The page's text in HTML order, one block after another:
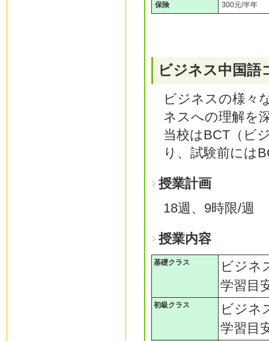
保険 300元/半年
ビジネス中国語
ビジネスの様々
ネスへの理解を
当校はBCT（ビ
り、試験前には
授業計画
18週、9時限/週
授業内容
基礎クラス
ビジネ
学習目
初級クラス
ビジネ
学習目